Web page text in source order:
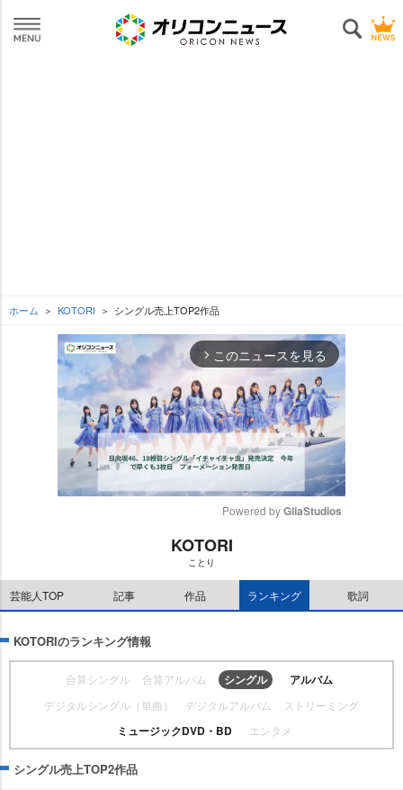
ホーム KOTORI シングル売上TOP2作品
arrow_forward_ios このニュースを見る
t
e
Powered by GliaStudios
KOTORI
ことり
芸能人TOP 記事 作品 ランキング 歌詞
KOTORIのランキング情報
合算シングル 合算アルバム シングル アルバム
デジタルシングル（単曲） デジタルアルバム ストリーミング
ミュージックDVD・BD エンタメ
シングル売上TOP2作品